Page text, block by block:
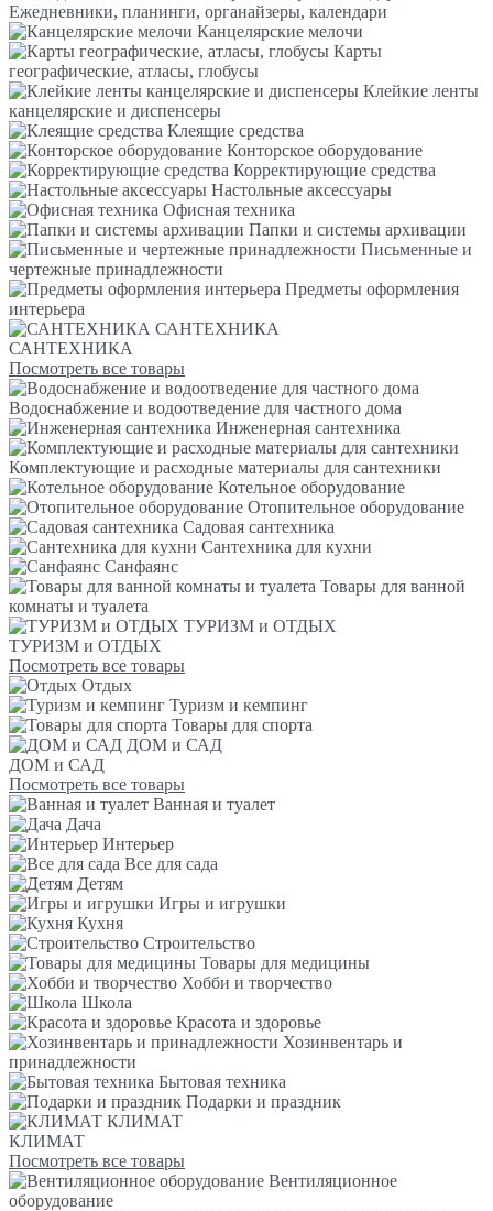
Ежедневники, планинги, органайзеры, календари
Канцелярские мелочи
Карты
географические, атласы, глобусы
Клейкие ленты
канцелярские и диспенсеры
Клеящие средства
Конторское оборудование
Корректирующие средства
Настольные аксессуары
Офисная техника
Папки и системы архивации
Письменные и
чертежные принадлежности
Предметы оформления
интерьера
САНТЕХНИКА
САНТЕХНИКА
Посмотреть все товары
Водоснабжение и водоотведение для частного дома
Инженерная сантехника
Комплектующие и расходные материалы для сантехники
Котельное оборудование
Отопительное оборудование
Садовая сантехника
Сантехника для кухни
Санфаянс
Товары для ванной
комнаты и туалета
ТУРИЗМ и ОТДЫХ
ТУРИЗМ и ОТДЫХ
Посмотреть все товары
Отдых
Туризм и кемпинг
Товары для спорта
ДОМ и САД
ДОМ и САД
Посмотреть все товары
Ванная и туалет
Дача
Интерьер
Все для сада
Детям
Игры и игрушки
Кухня
Строительство
Товары для медицины
Хобби и творчество
Школа
Красота и здоровье
Хозинвентарь и
принадлежности
Бытовая техника
Подарки и праздник
КЛИМАТ
КЛИМАТ
Посмотреть все товары
Вентиляционное
оборудование